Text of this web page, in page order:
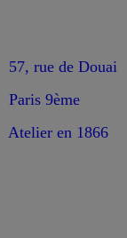
57, rue de Douai
Paris 9ème
Atelier en 1866